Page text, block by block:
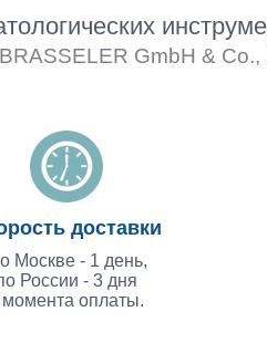
GmbH &
доставки
Москве - 1 день,
России - 3 дня
момента оплаты.